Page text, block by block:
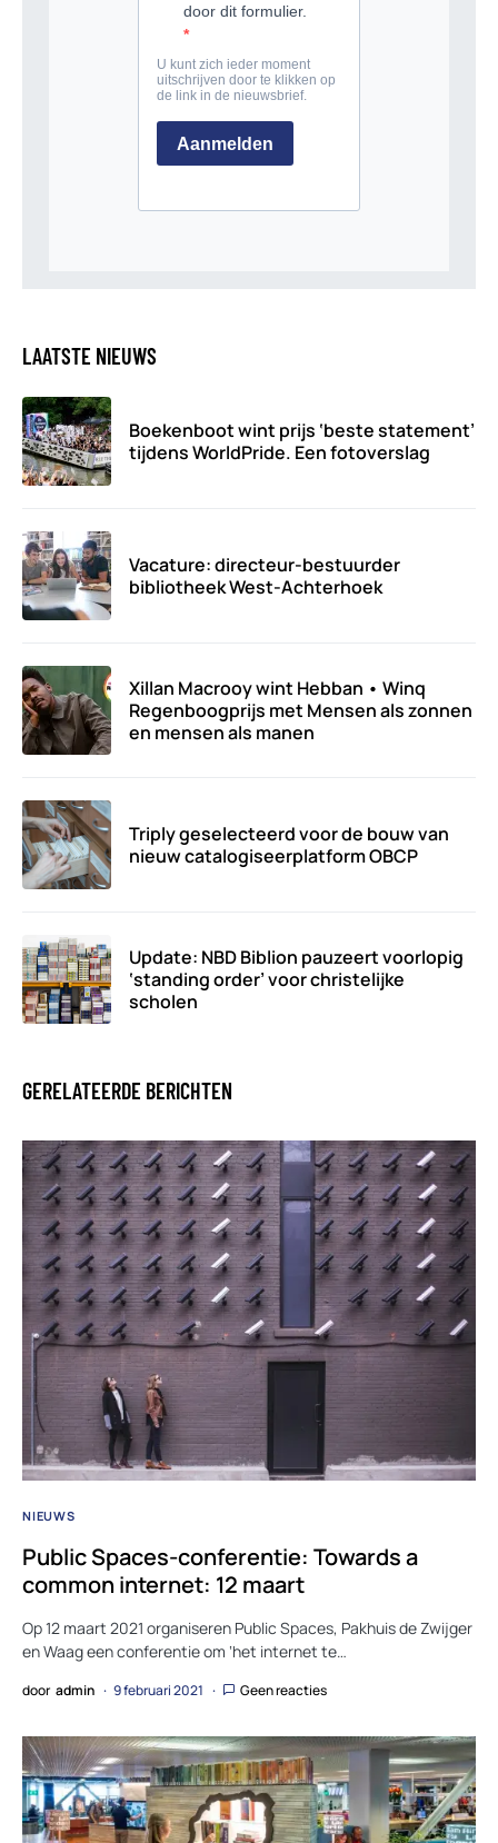
LAATSTE NIEUWS
Boekenboot wint prijs ‘beste statement’
tijdens WorldPride. Een fotoverslag
Vacature: directeur-bestuurder
bibliotheek West-Achterhoek
Xillan Macrooy wint Hebban • Winq
Regenboogprijs met Mensen als zonnen
en mensen als manen
Triply geselecteerd voor de bouw van
nieuw catalogiseerplatform OBCP
Update: NBD Biblion pauzeert voorlopig
‘standing order’ voor christelijke
scholen
GERELATEERDE BERICHTEN
NIEUWS
Public Spaces-conferentie: Towards a
common internet: 12 maart
Op 12 maart 2021 organiseren Public Spaces, Pakhuis de Zwijger
en Waag een conferentie om ‘het internet te…
door admin 9 februari 2021 Geen reacties